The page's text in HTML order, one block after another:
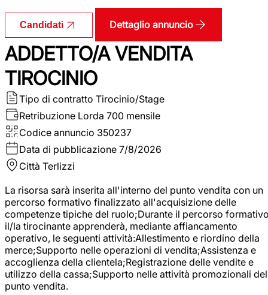
Candidati Dettaglio annuncio
ADDETTO/A VENDITA
TIROCINIO
Tipo di contratto Tirocinio/Stage
Retribuzione Lorda 700 mensile
Codice annuncio 350237
Data di pubblicazione 7/8/2026
Città Terlizzi
La risorsa sarà inserita all'interno del punto vendita con un
percorso formativo finalizzato all'acquisizione delle
competenze tipiche del ruolo;Durante il percorso
il/la tirocinante apprenderà, mediante affiancamento
operativo, le seguenti attività:Allestimento e riordino della
merce;Supporto nelle operazioni di vendita;Assistenza e
accoglienza della clientela;Registrazione delle vendite e
utilizzo della cassa;Supporto nelle attività promozionali del
punto vendita.